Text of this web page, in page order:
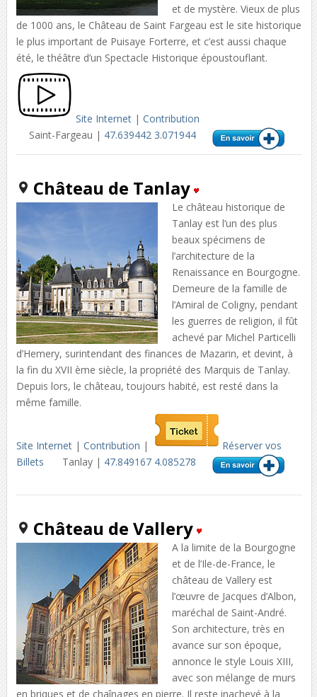
et de mystère. Vieux de plus
de 1000 ans, le Château de Saint Fargeau est le site historique
le plus important de Puisaye Forterre, et c’est aussi chaque
été, le théâtre d’un Spectacle Historique époustouflant.
Site Internet| Contribution
Saint-Fargeau | 47.639442 3.071944
Château de Tanlay
Le château historique de
Tanlay est l’un des plus
beaux spécimens de
l’architecture de la
Renaissance en Bourgogne.
Demeure de la famille de
l’Amiral de Coligny, pendant
les guerres de religion, il fût
achevé par Michel Particelli
d’Hemery, surintendant des finances de Mazarin, et devint, à
la fin du XVII ème siècle, la propriété des Marquis de Tanlay.
Depuis lors, le château, toujours habité, est resté dans la
même famille.
Site Internet| Contribution |
Réserver vos
Billets
Tanlay | 47.849167 4.085278
Château de Vallery
A la limite de la Bourgogne
et de l’Ile-de-France, le
château de Vallery est
l’œuvre de Jacques d’Albon,
maréchal de Saint-André.
Son architecture, très en
avance sur son époque,
annonce le style Louis XIII,
avec son mélange de murs
en briques et de chaînages en pierre. Il reste inachevé à la